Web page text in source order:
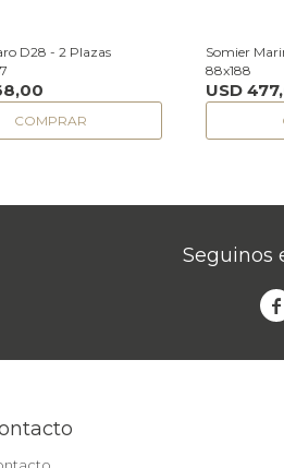
D28 - 2 Plazas
Somier
88x188
USD
Seguinos
